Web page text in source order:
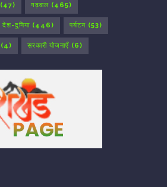
(47) गढ़वाल (465)
देश-दुनिया (446) पर्यटन (53)
(4) सरकारी योजनाएँ (6)